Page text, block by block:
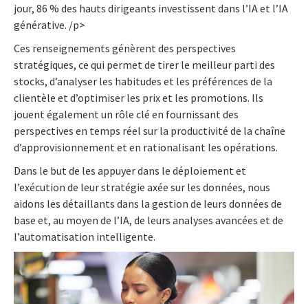
jour, 86 % des hauts dirigeants investissent dans l’IA et l’IA
générative. /p>
Ces renseignements génèrent des perspectives
stratégiques, ce qui permet de tirer le meilleur parti des
stocks, d’analyser les habitudes et les préférences de la
clientèle et d’optimiser les prix et les promotions. Ils
jouent également un rôle clé en fournissant des
perspectives en temps réel sur la productivité de la chaîne
d’approvisionnement et en rationalisant les opérations.
Dans le but de les appuyer dans le déploiement et
l’exécution de leur stratégie axée sur les données, nous
aidons les détaillants dans la gestion de leurs données de
base et, au moyen de l’IA, de leurs analyses avancées et de
l’automatisation intelligente.